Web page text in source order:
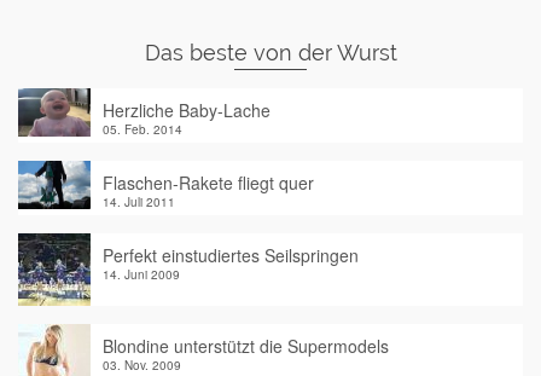
Das beste von der Wurst
Herzliche Baby-Lache
05. Feb. 2014
Flaschen-Rakete fliegt quer
14. Juli 2011
Perfekt einstudiertes Seilspringen
14. Juni 2009
Blondine unterstützt die Supermodels
03. Nov. 2009